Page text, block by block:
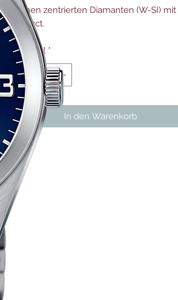
einen zentrierten Diamanten (W-SI) mit
0,02ct.
Anzahl *
In den Warenkorb